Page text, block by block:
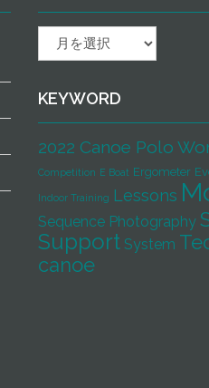
録
KEYWORD
2022 Canoe Polo
Competition E Boat Ergometer
Indoor Training Lessons
Sequence Photography
Support System
canoe